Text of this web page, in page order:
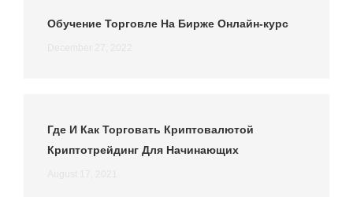
Обучение Торговле На Бирже Онлайн-курс
Где И Как Торговать Криптовалютой
Криптотрейдинг Для Начинающих